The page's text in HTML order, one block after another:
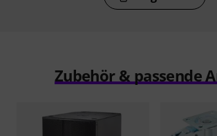
Zubehör & passende